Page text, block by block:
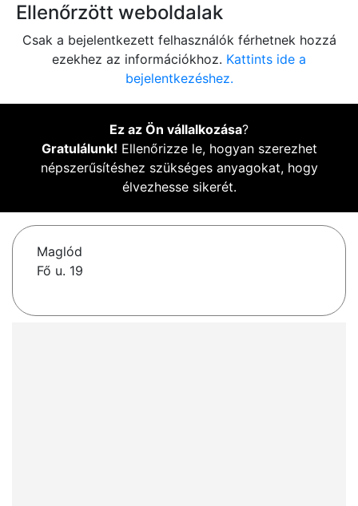
Ellenőrzött weboldalak
Csak a bejelentkezett felhasználók férhetnek hozzá
ezekhez az információkhoz. Kattints ide a
bejelentkezéshez.
Ez az Ön vállalkozása?
Gratulálunk! Ellenőrizze le, hogyan szerezhet
népszerűsítéshez szükséges anyagokat, hogy
élvezhesse sikerét.
Maglód
Fő u. 19